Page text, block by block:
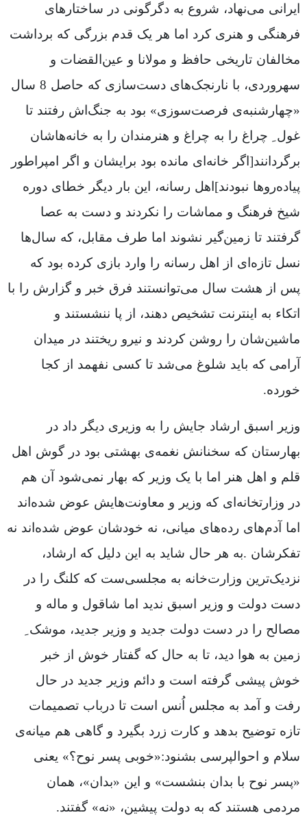
ایرانی می‌نهاد، شروع به دگرگونی در ساختارهای
فرهنگی و هنری کرد اما هر یک قدم بزرگی که برداشت
مخالفان تاریخی حافظ و مولانا و عین‌القضات و
سهروردی، با نارنجک‌های دست‌سازی که حاصل 8 سال
«چهارشنبه‌ی فرصت‌سوزی» بود به جنگ‌اش رفتند تا
غول ِ چراغ را به چراغ و هنرمندان را به خانه‌هاشان
برگردانند[اگر خانه‌ای مانده بود برایشان و اگر امپراطور
پیاده‌روها نبودند]اهل رسانه، این بار دیگر خطای دوره
شیخ فرهنگ و مماشات را نکردند و دست به عصا
گرفتند تا زمین‌گیر نشوند اما طرف مقابل، که سال‌ها
نسل تازه‌ای از اهل رسانه را وارد بازی کرده بود که
پس از هشت سال می‌توانستند فرق خبر و گزارش را با
اتکاء به اینترنت تشخیص دهند، از پا ننشستند و
ماشین‌شان را روشن کردند و نیرو ریختند در میدان
آرامی که باید شلوغ می‌شد تا کسی نفهمد از کجا
خورده.
وزیر اسبق ارشاد جایش را به وزیری دیگر داد در
بهارستان که سخنانش نغمه‌ی بهشتی بود در گوش اهل
قلم و اهل هنر اما با یک وزیر که بهار نمی‌شود آن هم
در وزارتخانه‌ای که وزیر و معاونت‌هایش عوض شده‌اند
اما آدم‌های رده‌های میانی، نه خودشان عوض شده‌اند نه
تفکرشان .به هر حال شاید به این دلیل که ارشاد،
نزدیک‌ترین وزارت‌خانه به مجلسی‌ست که کلنگ را در
دست دولت و وزیر اسبق ندید اما شاقول و ماله و
مصالح را در دست دولت جدید و وزیر جدید، موشک ِ
زمین به هوا دید، تا به حال که گفتار خوش از خبر
خوش پیشی گرفته است و دائم وزیر جدید در حال
رفت و آمد به مجلس اُنس است تا درباب تصمیمات
تازه توضیح بدهد و کارت زرد بگیرد و گاهی هم میانه‌ی
سلام و احوالپرسی بشنود:«خوبی پسر نوح؟» یعنی
«پسر نوح با بدان بنشست» و این «بدان»، همان
مردمی هستند که به دولت پیشین، «نه» گفتند.